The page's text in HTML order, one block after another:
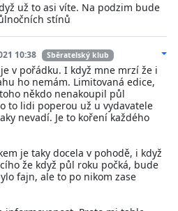
už to asi víte. Na podzim bude
stínů
10:38 Sběratelský klub
v pořádku. I když mne mrzí že i
ho nemám. Limitovaná edice,
někdo nenakoupil půl
to lidi poperou už u vydavatele
nevadí. Je to koření každého
je taky docela v pohodě, i když
že když půl roku počká, bude
fajn, ale to po nikom zase